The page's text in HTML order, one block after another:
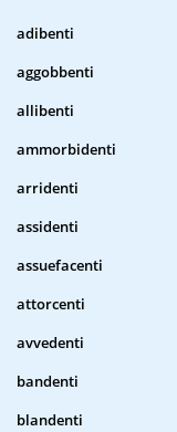
adibenti
aggobbenti
allibenti
ammorbidenti
arridenti
assidenti
assuefacenti
attorcenti
avvedenti
bandenti
blandenti